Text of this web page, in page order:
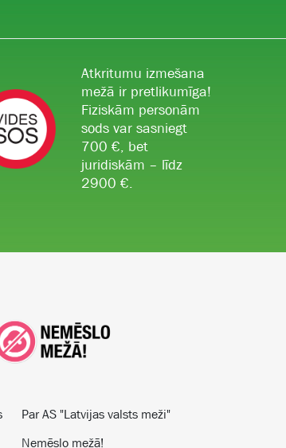
Atkritumu izmešana
mežā ir pretlikumīga!
Fiziskām personām
sods var sasniegt
700 €, bet
juridiskām – līdz
2900 €.
Par AS "Latvijas valsts meži"
Nemēslo mežā!